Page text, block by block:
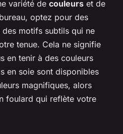
variété de couleurs et de
optez pour des
motifs subtils qui ne
tenue. Cela ne signifie
en tenir à des couleurs
en soie sont disponibles
magnifiques, alors
foulard qui reflète votre